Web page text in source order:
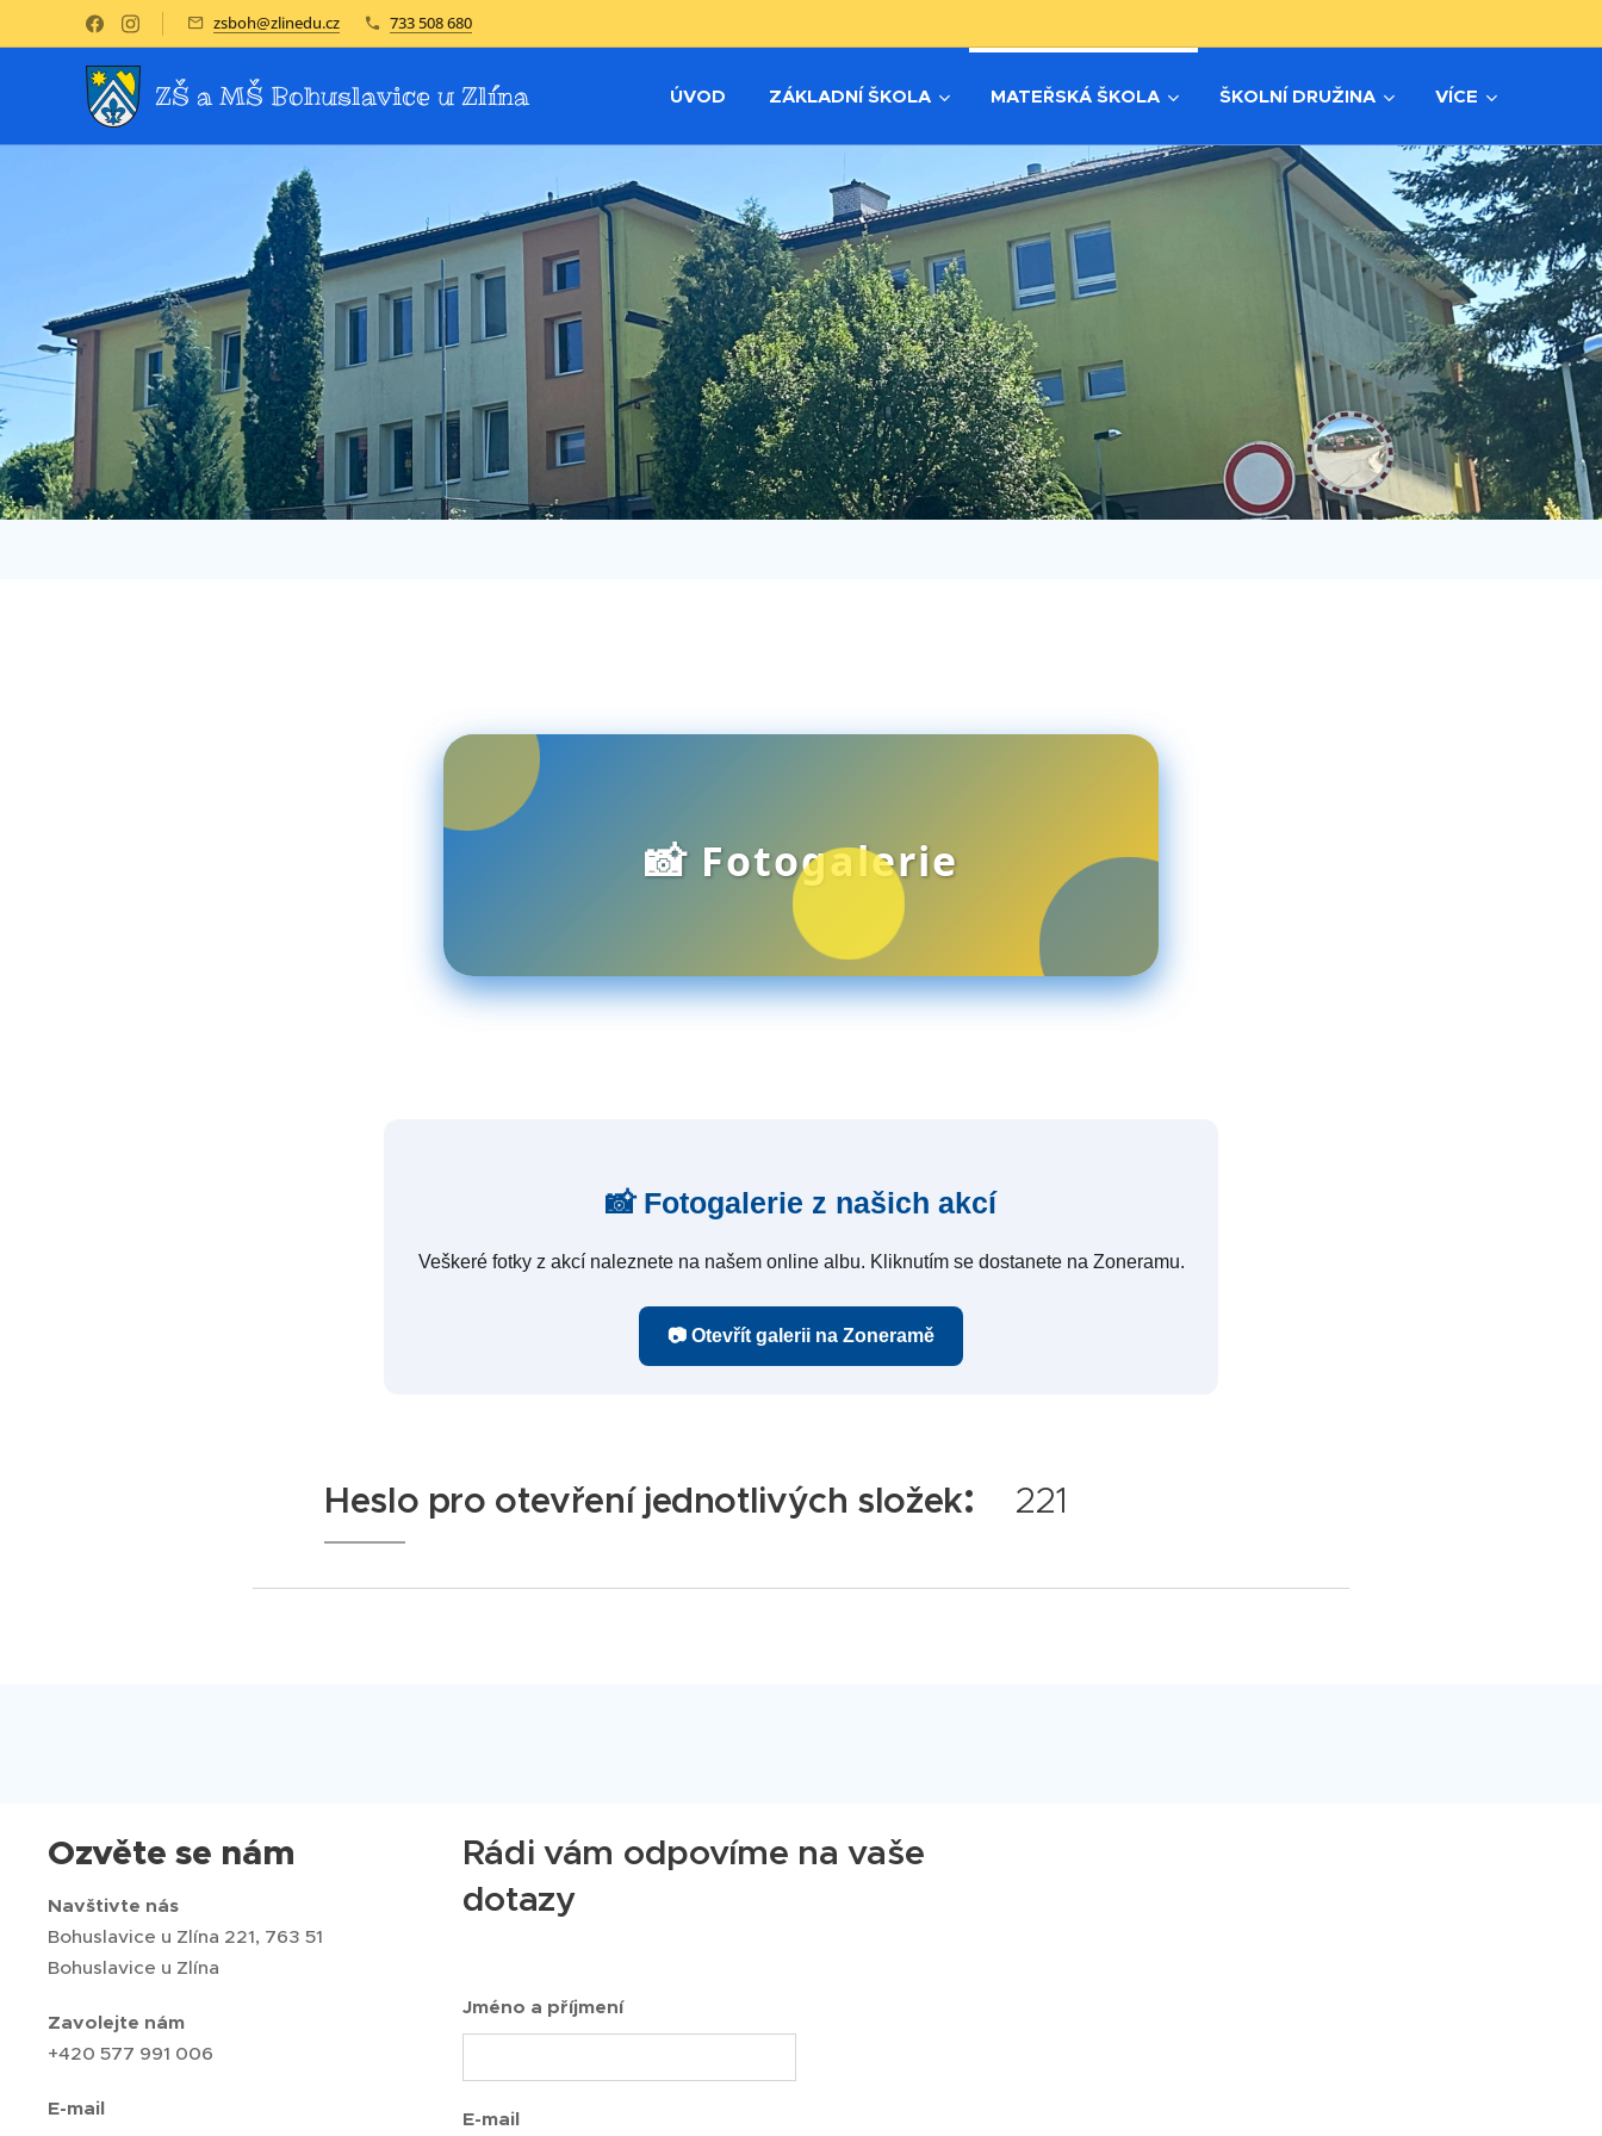
zsboh@zlinedu.cz 733 508 680
ZŠ a MŠ Bohuslavice u Zlína ÚVOD ZÁKLADNÍ ŠKOLA MATEŘSKÁ ŠKOLA ŠKOLNÍ DRUŽINA VÍCE
📸Fotogalerie
📸 Fotogalerie z našich akcí
Veškeré fotky z akcí naleznete na našem online albu. Kliknutím se dostanete na Zoneramu.
📷 Otevřít galerii na Zoneramě
Heslo pro otevření jednotlivých složek: 221
Ozvěte se nám
Navštivte nás
Bohuslavice u Zlína 221, 763 51
Bohuslavice u Zlína
Zavolejte nám
+420 577 991 006
E-mail
Rádi vám odpovíme na vaše
dotazy
Jméno a příjmení
E-mail